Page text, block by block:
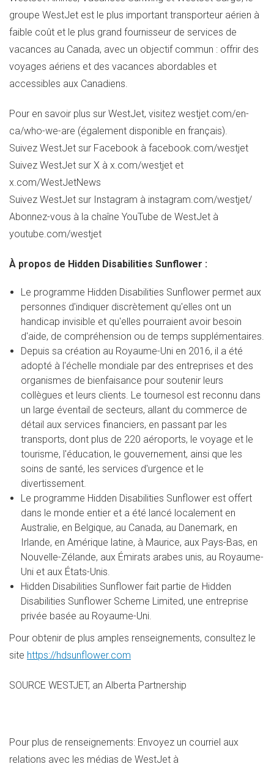
groupe WestJet est le plus important transporteur aérien à
faible coût et le plus grand fournisseur de services de
vacances au Canada, avec un objectif commun : offrir des
voyages aériens et des vacances abordables et
accessibles aux Canadiens.
Pour en savoir plus sur WestJet, visitez westjet.com/en-
ca/who-we-are (également disponible en français).
Suivez WestJet sur Facebook à facebook.com/westjet
Suivez WestJet sur X à x.com/westjet et
x.com/WestJetNews
Suivez WestJet sur Instagram à instagram.com/westjet/
Abonnez-vous à la chaîne YouTube de WestJet à
youtube.com/westjet
À propos de Hidden Disabilities Sunflower :
Le programme Hidden Disabilities Sunflower permet aux
personnes d'indiquer discrètement qu'elles ont un
handicap invisible et qu'elles pourraient avoir besoin
d'aide, de compréhension ou de temps supplémentaires.
Depuis sa création au Royaume-Uni en 2016, il a été
adopté à l'échelle mondiale par des entreprises et des
organismes de bienfaisance pour soutenir leurs
collègues et leurs clients. Le tournesol est reconnu dans
un large éventail de secteurs, allant du commerce de
détail aux services financiers, en passant par les
transports, dont plus de 220 aéroports, le voyage et le
tourisme, l'éducation, le gouvernement, ainsi que les
soins de santé, les services d'urgence et le
divertissement.
Le programme Hidden Disabilities Sunflower est offert
dans le monde entier et a été lancé localement en
Australie, en Belgique, au Canada, au Danemark, en
Irlande, en Amérique latine, à Maurice, aux Pays-Bas, en
Nouvelle-Zélande, aux Émirats arabes unis, au Royaume-
Uni et aux États-Unis.
Hidden Disabilities Sunflower fait partie de Hidden
Disabilities Sunflower Scheme Limited, une entreprise
privée basée au Royaume-Uni.
Pour obtenir de plus amples renseignements, consultez le
site https://hdsunflower.com
SOURCE WESTJET, an Alberta Partnership
Pour plus de renseignements: Envoyez un courriel aux
relations avec les médias de WestJet à